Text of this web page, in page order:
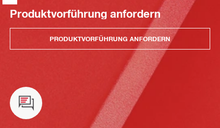
Produktvorführung anfordern
PRODUKTVORFÜHRUNG ANFORDERN